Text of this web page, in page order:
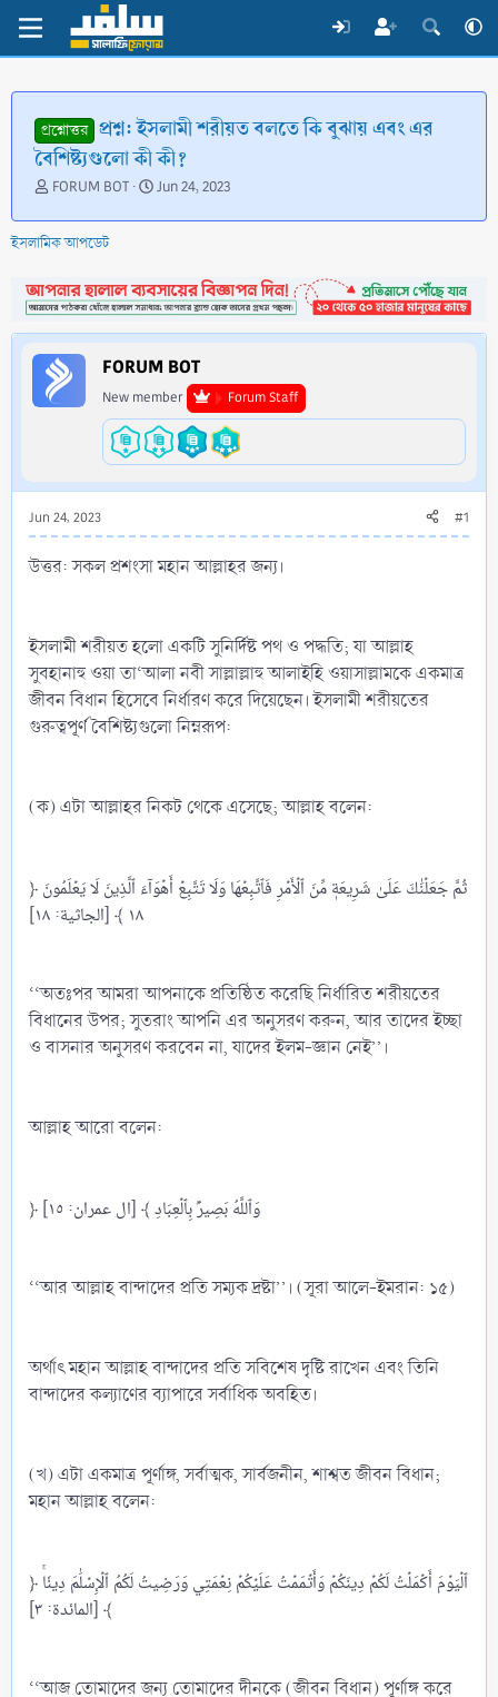
প্রশ্নোত্তর প্রশ্ন: ইসলামী শরীয়ত বলতে কি বুঝায় এবং এর
বৈশিষ্ট্যগুলো কী কী?
T
r
e
d
s
t
a
r
t
FORUM BOT
S
a
d
a
t
e
Jun 24, 2023
ইসলামিক আপডেট
FORUM BOT
New member Forum Staff
Jun 24, 2023 #1
উত্তর: সকল প্রশংসা মহান আল্লাহর জন্য।
ইসলামী শরীয়ত হলো একটি সুনির্দিষ্ট পথ ও পদ্ধতি; যা আল্লাহ
সুবহানাহু ওয়া তা‘আলা নবী সাল্লাল্লাহু আলাইহি ওয়াসাল্লামকে একমাত্র
জীবন বিধান হিসেবে নির্ধারণ করে দিয়েছেন। ইসলামী শরীয়তের
গুরুত্বপূর্ণ বৈশিষ্ট্যগুলো নিম্নরূপ:
(ক) এটা আল্লাহর নিকট থেকে এসেছে; আল্লাহ বলেন:
﴿ ثُمَّ جَعَلۡنَٰكَ عَلَىٰ شَرِيعَةٖ مِّنَ ٱلۡأَمۡرِ فَٱتَّبِعۡهَا وَلَا تَتَّبِعۡ أَهۡوَآءَ ٱلَّذِينَ لَا يَعۡلَمُونَ
١٨ ﴾ [الجاثية: ١٨]
‘‘অতঃপর আমরা আপনাকে প্রতিষ্ঠিত করেছি নির্ধারিত শরীয়তের
বিধানের উপর; সুতরাং আপনি এর অনুসরণ করুন, আর তাদের ইচ্ছা
ও বাসনার অনুসরণ করবেন না, যাদের ইলম-জ্ঞান নেই’’।
আল্লাহ আরো বলেন:
﴿ وَٱللَّهُ بَصِيرُۢ بِٱلۡعِبَادِ ﴾ [ال عمران: ١٥]
‘‘আর আল্লাহ বান্দাদের প্রতি সম্যক দ্রষ্টা’’। (সূরা আলে-ইমরান: ১৫)
অর্থাৎ মহান আল্লাহ বান্দাদের প্রতি সবিশেষ দৃষ্টি রাখেন এবং তিনি
বান্দাদের কল্যাণের ব্যাপারে সর্বাধিক অবহিত।
(খ) এটা একমাত্র পূর্ণাঙ্গ, সর্বাত্মক, সার্বজনীন, শাশ্বত জীবন বিধান;
মহান আল্লাহ বলেন:
﴿ ٱلۡيَوۡمَ أَكۡمَلۡتُ لَكُمۡ دِينَكُمۡ وَأَتۡمَمۡتُ عَلَيۡكُمۡ نِعۡمَتِي وَرَضِيتُ لَكُمُ ٱلۡإِسۡلَٰمَ دِينٗاۚ
﴾ [المائ‍دة: ٣]
‘‘আজ তোমাদের জন্য তোমাদের দীনকে (জীবন বিধান) পূর্ণাঙ্গ করে